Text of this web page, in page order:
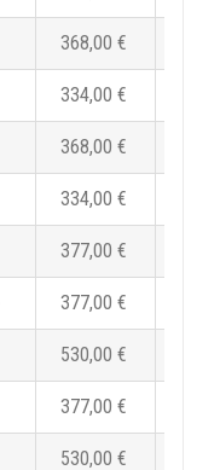
368,00 €
334,00 €
368,00 €
334,00 €
377,00 €
377,00 €
530,00 €
377,00 €
530,00 €